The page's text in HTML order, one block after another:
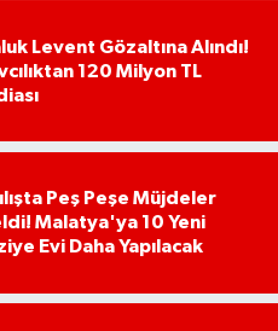
Levent Gözaltına Alındı!
120 Milyon TL
Peş Peşe Müjdeler
Malatya'ya 10 Yeni
Evi Daha Yapılacak